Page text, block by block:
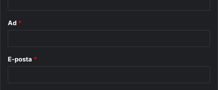
Ad *
E-posta *